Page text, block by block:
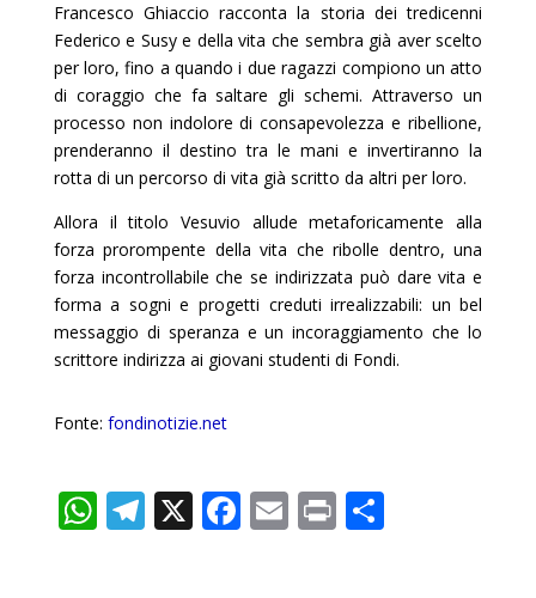
Francesco Ghiaccio racconta la storia dei tredicenni
Federico e Susy e della vita che sembra già aver scelto
per loro, fino a quando i due ragazzi compiono un atto
di coraggio che fa saltare gli schemi. Attraverso un
processo non indolore di consapevolezza e ribellione,
prenderanno il destino tra le mani e invertiranno la
rotta di un percorso di vita già scritto da altri per loro.
Allora il titolo Vesuvio allude metaforicamente alla
forza prorompente della vita che ribolle dentro, una
forza incontrollabile che se indirizzata può dare vita e
forma a sogni e progetti creduti irrealizzabili: un bel
messaggio di speranza e un incoraggiamento che lo
scrittore indirizza ai giovani studenti di Fondi.
Fonte: fondinotizie.net
W T X F E PrC